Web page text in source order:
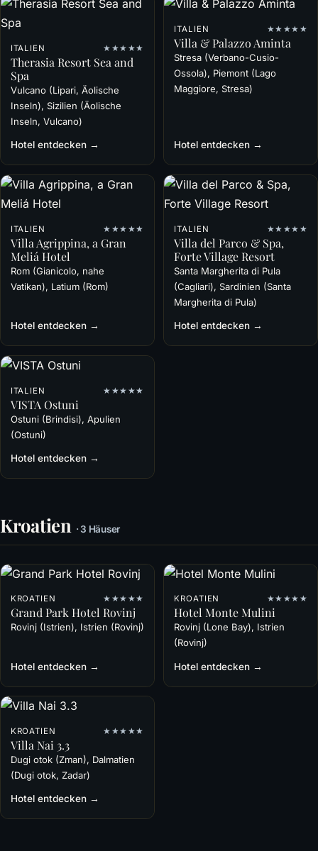
ITALIEN ★★★★★
Therasia Resort Sea and
Spa
Vulcano (Lipari, Äolische
Inseln), Sizilien (Äolische
Inseln, Vulcano)
Hotel entdecken →
ITALIEN ★★★★★
Villa & Palazzo Aminta
Stresa (Verbano-Cusio-
Ossola), Piemont (Lago
Maggiore, Stresa)
Hotel entdecken →
ITALIEN ★★★★★
Villa Agrippina, a Gran
Meliá Hotel
Rom (Gianicolo, nahe
Vatikan), Latium (Rom)
Hotel entdecken →
ITALIEN ★★★★★
Villa del Parco & Spa,
Forte Village Resort
Santa Margherita di Pula
(Cagliari), Sardinien (Santa
Margherita di Pula)
Hotel entdecken →
ITALIEN ★★★★★
VISTA Ostuni
Ostuni (Brindisi), Apulien
(Ostuni)
Hotel entdecken →
Kroatien · 3 Häuser
KROATIEN ★★★★★
Grand Park Hotel Rovinj
Rovinj (Istrien), Istrien (Rovinj)
Hotel entdecken →
KROATIEN ★★★★★
Hotel Monte Mulini
Rovinj (Lone Bay), Istrien
(Rovinj)
Hotel entdecken →
KROATIEN ★★★★★
Villa Nai 3.3
Dugi otok (Zman), Dalmatien
(Dugi otok, Zadar)
Hotel entdecken →